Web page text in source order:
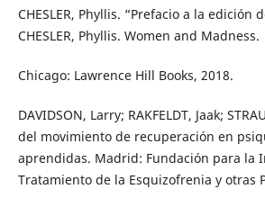
CHESLER, Phyllis. “Prefacio a la edición
CHESLER, Phyllis. Women and Madness.
Chicago: Lawrence Hill Books, 2018.
DAVIDSON, Larry; RAKFELDT, Jaak;
del movimiento de recuperación en
aprendidas. Madrid: Fundación para la
Tratamiento de la Esquizofrenia y otras